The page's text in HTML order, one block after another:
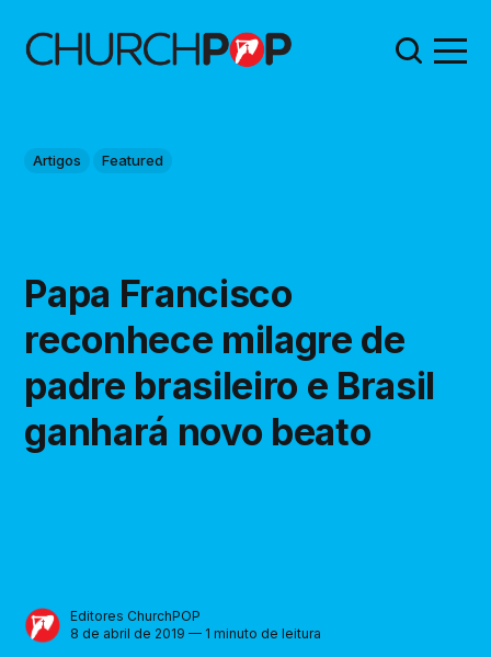
Artigos Featured
Papa Francisco
reconhece milagre de
padre brasileiro e Brasil
ganhará novo beato
Editores ChurchPOP
8 de abril de 2019 — 1 minuto de leitura